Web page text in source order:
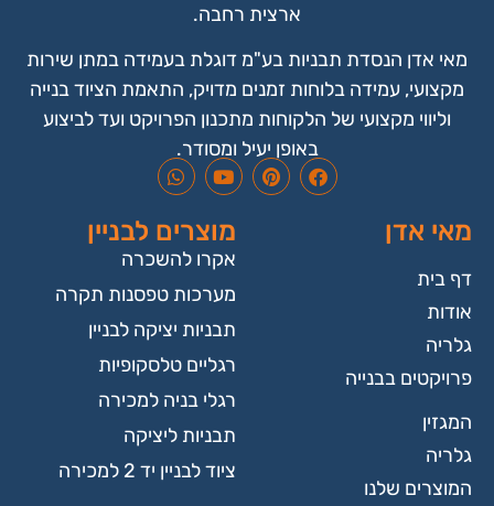
מאי אדן
דף בית
אודות
גלריה
פרויקטים בבנייה
המגזין
גלריה
המוצרים שלנו
מוצרים לבניין
אקרו להשכרה
מערכות טפסנות תקרה
תבניות יציקה לבניין
רגליים טלסקופיות
רגלי בניה למכירה
תבניות ליציקה
ציוד לבניין יד 2 למכירה
ארצית רחבה.
מאי אדן הנסדת תבניות בע"מ דוגלת בעמידה במתן שירות
מקצועי, עמידה בלוחות זמנים מדויק, התאמת הציוד בנייה
וליווי מקצועי של הלקוחות מתכנון הפרויקט ועד לביצוע
באופן יעיל ומסודר.